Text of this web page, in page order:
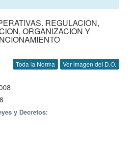
REGULACION,
ORGANIZACION Y
Toda la Norma Ver Imagen del D.O.
y Decretos: